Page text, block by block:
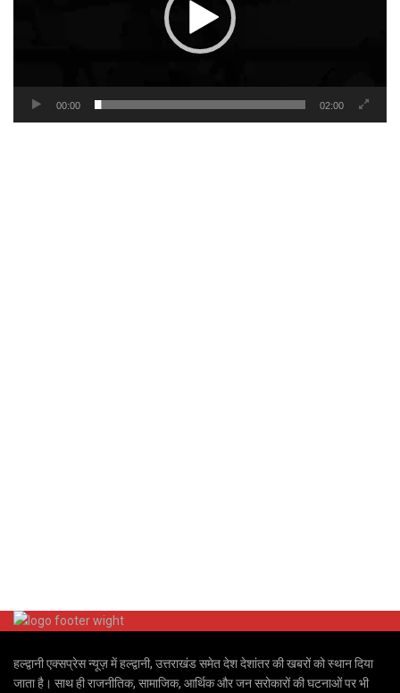
00:00 02:00
हल्द्वानी एक्सप्रेस न्यूज़ में हल्द्वानी, उत्तराखंड समेत देश देशांतर की खबरों को स्थान दिया
जाता है। साथ ही राजनीतिक, सामाजिक, आर्थिक और जन सरोकारों की घटनाओं पर भी